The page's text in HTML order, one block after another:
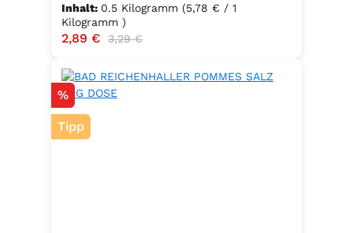
Inhalt: 0.5 Kilogramm (5,78 € / 1
Kilogramm )
Verkaufspreis:
2,89 € Regulärer Preis:
3,29 €
Rabatt
%
Tipp